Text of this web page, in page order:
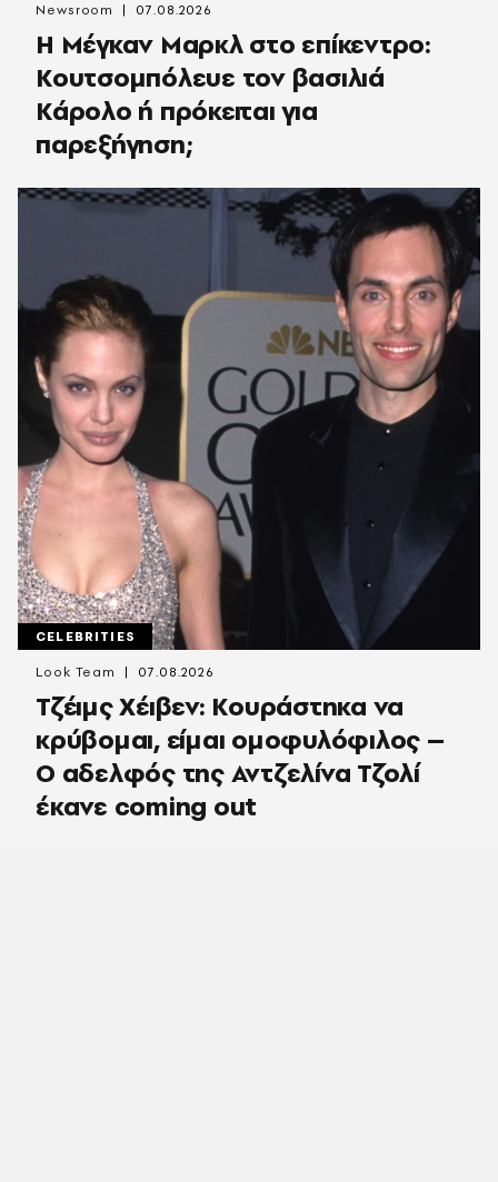
Η Μέγκαν Μαρκλ στο επίκεντρο:
Κουτσομπόλευε τον βασιλιά
Κάρολο ή πρόκειται για
παρεξήγηση;
Newsroom 07.08.2026
CELEBRITIES
Τζέιμς Χέιβεν: Κουράστηκα να
κρύβομαι, είμαι ομοφυλόφιλος –
Ο αδελφός της Αντζελίνα Τζολί
έκανε coming out
Look Team 07.08.2026